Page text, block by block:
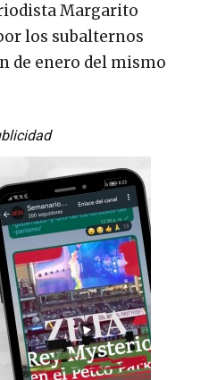
Margarito
los subalternos
de enero del mismo